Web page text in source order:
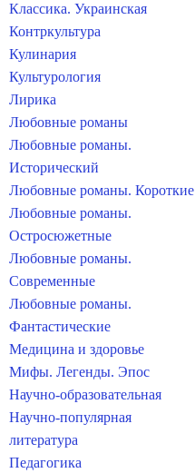
Классика. Украинская
Контркультура
Кулинария
Культурология
Лирика
Любовные романы
Любовные романы.
Исторический
Любовные романы. Короткие
Любовные романы.
Остросюжетные
Любовные романы.
Современные
Любовные романы.
Фантастические
Медицина и здоровье
Мифы. Легенды. Эпос
Научно-образовательная
Научно-популярная
литература
Педагогика